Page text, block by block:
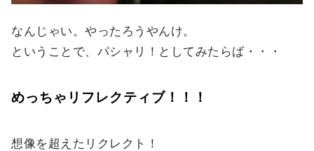
なんじゃい。やったろうやんけ。
ということで、パシャリ！としてみたらば・・・
めっちゃリフレクティブ！！！
想像を超えたリクレクト！